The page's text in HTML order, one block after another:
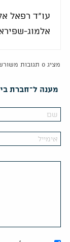
עו"ד רפאל
אלמוג-
מציג 0 תגובות משורשרות
מענה ל־חברת